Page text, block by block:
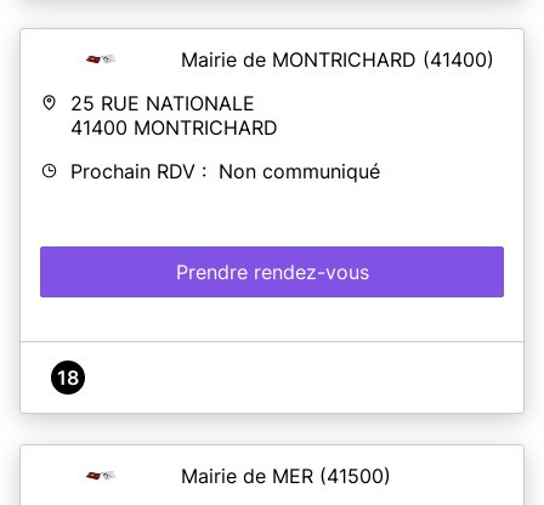
Mairie de MONTRICHARD (41400)
25 RUE NATIONALE
41400 MONTRICHARD
Prochain RDV : Non communiqué
Prendre rendez-vous
18
Mairie de MER (41500)